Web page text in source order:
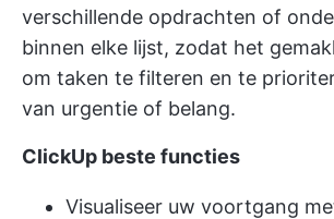
verschillende opdrachten of
binnen elke lijst, zodat het
om taken te filteren en te
van urgentie of belang.
ClickUp beste functies
Visualiseer uw voortgang